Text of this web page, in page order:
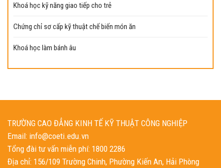
Khoá học kỹ năng giao tiếp cho trẻ
Chứng chỉ sơ cấp kỹ thuật chế biến món ăn
Khoá học làm bánh âu
TRƯỜNG CAO ĐẲNG KINH TẾ KỸ THUẬT CÔNG NGHIỆP
Email: info@coeti.edu.vn
Tổng đài tư vấn miễn phí: 1800 2286
Địa chỉ: 156/109 Trường Chinh, Phường Kiến An, Hải Phòng